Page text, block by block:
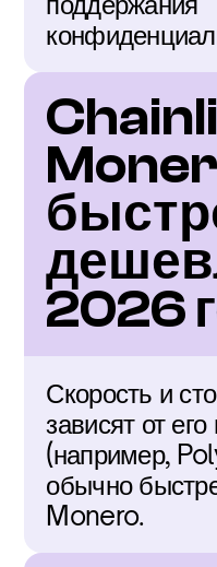
2026
Скорость и
зависят от
(например,
обычно
Monero.